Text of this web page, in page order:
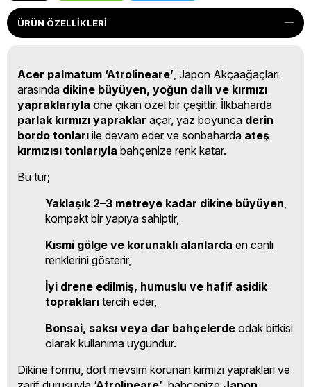
ÜRÜN ÖZELLIKLERI
Acer palmatum ‘Atrolineare’ , Japon Akçaağaçları
arasında dikine büyüyen, yoğun dallı ve kırmızı
yapraklarıyla öne çıkan özel bir çeşittir. İlkbaharda
parlak kırmızı yapraklar açar, yaz boyunca derin
bordo tonları ile devam eder ve sonbaharda ateş
kırmızısı tonlarıyla bahçenize renk katar.
Bu tür;
Yaklaşık 2–3 metreye kadar dikine büyüyen
kompakt bir yapıya sahiptir,
Kısmi gölge ve korunaklı alanlarda en canlı
renklerini gösterir,
İyi drene edilmiş, humuslu ve hafif asidik
toprakları tercih eder,
Bonsai, saksı veya dar bahçelerde odak bitkisi
olarak kullanıma uygundur.
Dikine formu, dört mevsim korunan kırmızı yaprakları ve